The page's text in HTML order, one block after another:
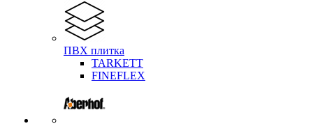
ПВХ плитка
TARKETT
FINEFLEX